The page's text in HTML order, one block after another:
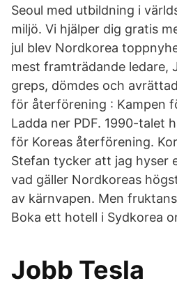
Seoul med utbildning i
miljö. Vi hjälper dig gratis
jul blev Nordkorea
mest framträdande ledare,
greps, dömdes och
för återförening : Kampen
Ladda ner PDF. 1990-talet
för Koreas återförening.
Stefan tycker att jag hyser
vad gäller Nordkoreas
av kärnvapen. Men
Boka ett hotell i Sydkorea
Jobb Tesla